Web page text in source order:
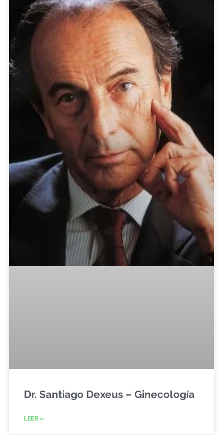
Dr. Santiago Dexeus – Ginecología
LEER »